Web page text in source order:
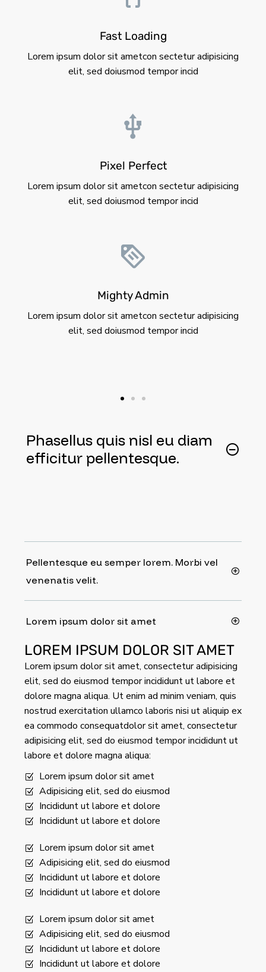
Fast Loading
Lorem ipsum dolor sit ametcon sectetur adipisicing
elit, sed doiusmod tempor incid
Pixel Perfect
Lorem ipsum dolor sit ametcon sectetur adipisicing
elit, sed doiusmod tempor incid
Mighty Admin
Lorem ipsum dolor sit ametcon sectetur adipisicing
elit, sed doiusmod tempor incid
Phasellus quis nisl eu diam
efficitur pellentesque.
Pellentesque eu semper lorem. Morbi vel
venenatis velit.
Lorem ipsum dolor sit amet
LOREM IPSUM DOLOR SIT AMET
Lorem ipsum dolor sit amet, consectetur adipisicing
elit, sed do eiusmod tempor incididunt ut labore et
dolore magna aliqua. Ut enim ad minim veniam, quis
nostrud exercitation ullamco laboris nisi ut aliquip ex
ea commodo consequatdolor sit amet, consectetur
adipisicing elit, sed do eiusmod tempor incididunt ut
labore et dolore magna aliqua:
Lorem ipsum dolor sit amet
Adipisicing elit, sed do eiusmod
Incididunt ut labore et dolore
Incididunt ut labore et dolore
Lorem ipsum dolor sit amet
Adipisicing elit, sed do eiusmod
Incididunt ut labore et dolore
Incididunt ut labore et dolore
Lorem ipsum dolor sit amet
Adipisicing elit, sed do eiusmod
Incididunt ut labore et dolore
Incididunt ut labore et dolore